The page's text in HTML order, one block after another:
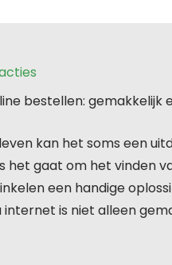
bestellen: gemakkelijk
kan het soms een
het gaat om het vinden
een handige
is niet alleen